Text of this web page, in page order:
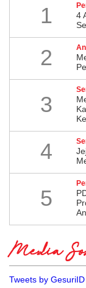
1
4
2
3
4
5
Media
Tweets by GesuriID